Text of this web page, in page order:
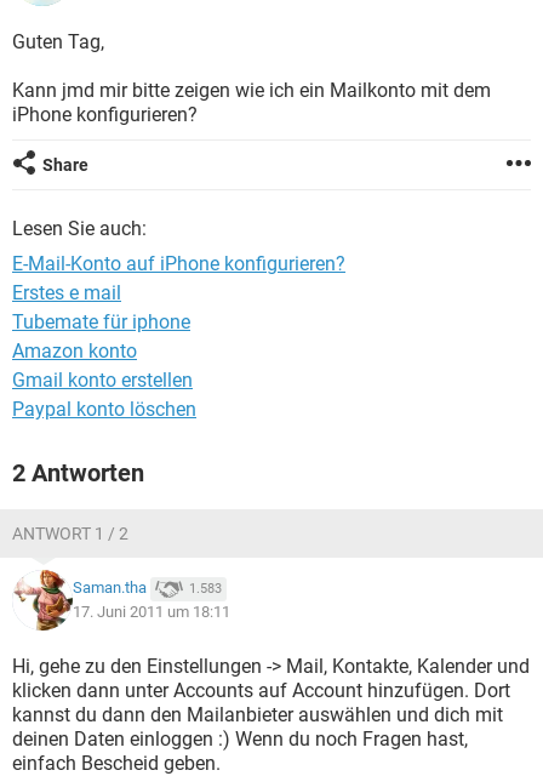
WHATSAPP
FACEBOOK
FACEBOOK
SPIELE
ANDROID
WINDOWS 10 INSTAGRAM
FACEBOOK
Guten Tag,
Kann jmd mir bitte zeigen wie ich ein Mailkonto mit dem
iPhone konfigurieren?
Share
Lesen Sie auch:
E-Mail-Konto auf iPhone konfigurieren?
Erstes e mail
Tubemate für iphone
Amazon konto
Gmail konto erstellen
Paypal konto löschen
2 Antworten
ANTWORT 1 / 2
Saman.tha 1.583
17. Juni 2011 um 18:11
Hi, gehe zu den Einstellungen -> Mail, Kontakte, Kalender und
klicken dann unter Accounts auf Account hinzufügen. Dort
kannst du dann den Mailanbieter auswählen und dich mit
deinen Daten einloggen :) Wenn du noch Fragen hast,
einfach Bescheid geben.